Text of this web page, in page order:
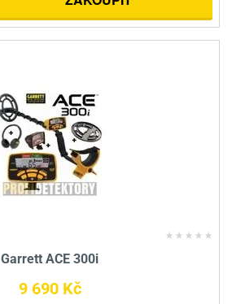
Garrett ACE 300i
9 690 Kč